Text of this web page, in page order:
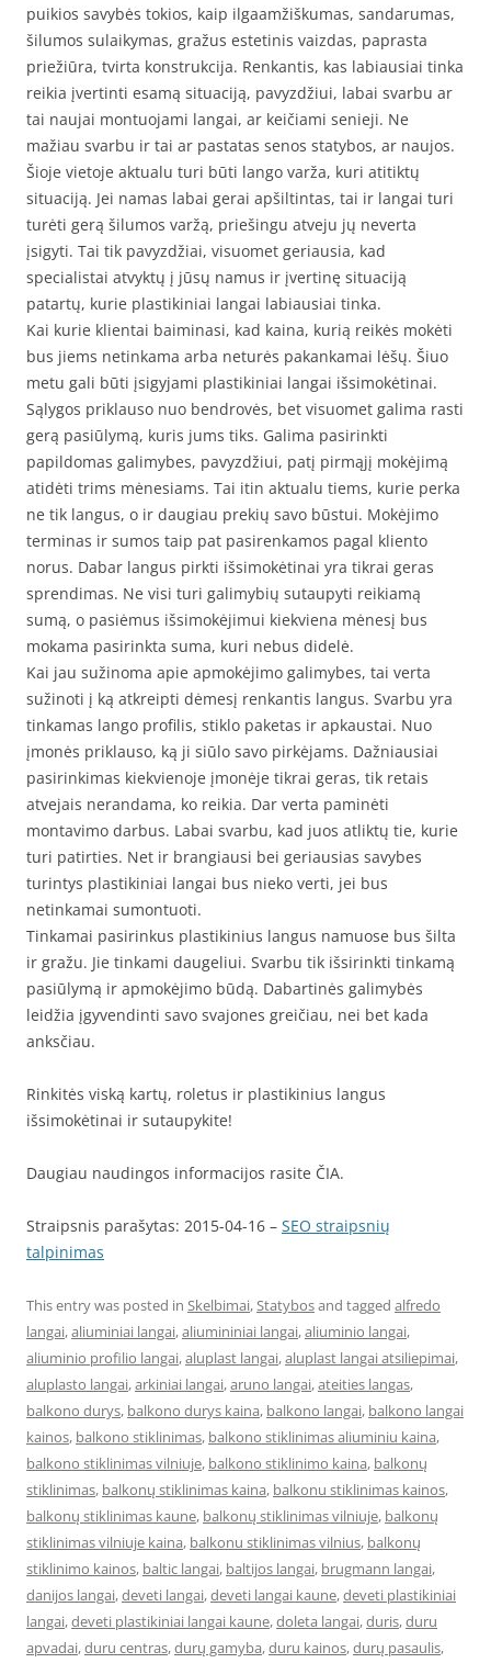
puikios savybės tokios, kaip ilgaamžiškumas, sandarumas,
šilumos sulaikymas, gražus estetinis vaizdas, paprasta
priežiūra, tvirta konstrukcija. Renkantis, kas labiausiai tinka
reikia įvertinti esamą situaciją, pavyzdžiui, labai svarbu ar
tai naujai montuojami langai, ar keičiami senieji. Ne
mažiau svarbu ir tai ar pastatas senos statybos, ar naujos.
Šioje vietoje aktualu turi būti lango varža, kuri atitiktų
situaciją. Jei namas labai gerai apšiltintas, tai ir langai turi
turėti gerą šilumos varžą, priešingu atveju jų neverta
įsigyti. Tai tik pavyzdžiai, visuomet geriausia, kad
specialistai atvyktų į jūsų namus ir įvertinę situaciją
patartų, kurie plastikiniai langai labiausiai tinka.
Kai kurie klientai baiminasi, kad kaina, kurią reikės mokėti
bus jiems netinkama arba neturės pakankamai lėšų. Šiuo
metu gali būti įsigyjami plastikiniai langai išsimokėtinai.
Sąlygos priklauso nuo bendrovės, bet visuomet galima rasti
gerą pasiūlymą, kuris jums tiks. Galima pasirinkti
papildomas galimybes, pavyzdžiui, patį pirmąjį mokėjimą
atidėti trims mėnesiams. Tai itin aktualu tiems, kurie perka
ne tik langus, o ir daugiau prekių savo būstui. Mokėjimo
terminas ir sumos taip pat pasirenkamos pagal kliento
norus. Dabar langus pirkti išsimokėtinai yra tikrai geras
sprendimas. Ne visi turi galimybių sutaupyti reikiamą
sumą, o pasiėmus išsimokėjimui kiekviena mėnesį bus
mokama pasirinkta suma, kuri nebus didelė.
Kai jau sužinoma apie apmokėjimo galimybes, tai verta
sužinoti į ką atkreipti dėmesį renkantis langus. Svarbu yra
tinkamas lango profilis, stiklo paketas ir apkaustai. Nuo
įmonės priklauso, ką ji siūlo savo pirkėjams. Dažniausiai
pasirinkimas kiekvienoje įmonėje tikrai geras, tik retais
atvejais nerandama, ko reikia. Dar verta paminėti
montavimo darbus. Labai svarbu, kad juos atliktų tie, kurie
turi patirties. Net ir brangiausi bei geriausias savybes
turintys plastikiniai langai bus nieko verti, jei bus
netinkamai sumontuoti.
Tinkamai pasirinkus plastikinius langus namuose bus šilta
ir gražu. Jie tinkami daugeliui. Svarbu tik išsirinkti tinkamą
pasiūlymą ir apmokėjimo būdą. Dabartinės galimybės
leidžia įgyvendinti savo svajones greičiau, nei bet kada
anksčiau.
Rinkitės viską kartų, roletus ir plastikinius langus
išsimokėtinai ir sutaupykite!
Daugiau naudingos informacijos rasite ČIA.
Straipsnis parašytas: 2015-04-16 – SEO straipsnių
talpinimas
This entry was posted in Skelbimai,Statybosand tagged alfredo
langai,aliuminiai langai,aliumininiai langai,aliuminio langai,
aliuminio profilio langai,aluplast langai,aluplast langai atsiliepimai,
aluplasto langai,arkiniai langai,aruno langai,ateities langas,
balkono durys, balkono durys kaina, balkono langai, balkono langai
kainos, balkono stiklinimas, balkono stiklinimas aliuminiu kaina,
balkono stiklinimas vilniuje, balkono stiklinimo kaina, balkonų
stiklinimas, balkonų stiklinimas kaina, balkonu stiklinimas kainos,
balkonų stiklinimas kaune, balkonų stiklinimas vilniuje, balkonų
stiklinimas vilniuje kaina, balkonu stiklinimas vilnius, balkonų
stiklinimo kainos, baltic langai, baltijos langai, brugmann langai,
danijos langai,deveti langai,deveti langai kaune,deveti plastikiniai
langai,deveti plastikiniai langai kaune,doleta langai,duris,duru
apvadai,duru centras,durų gamyba,duru kainos,durų pasaulis,